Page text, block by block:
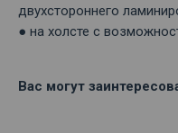
двухстороннего
● на холсте с
Вас могут